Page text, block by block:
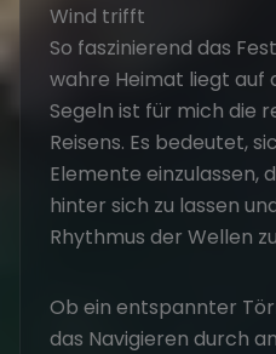
Wind trifft
So faszinierend das
wahre Heimat liegt auf
Segeln ist für mich die
Reisens. Es bedeutet,
Elemente einzulassen,
hinter sich zu lassen
Rhythmus der Wellen
Ob ein entspannter
das Navigieren durch